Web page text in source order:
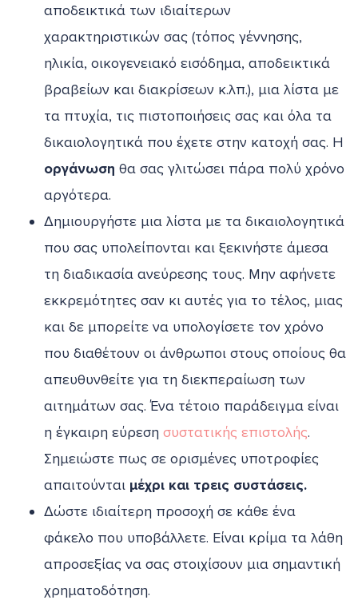
αποδεικτικά των ιδιαίτερων
χαρακτηριστικών σας (τόπος γέννησης,
ηλικία, οικογενειακό εισόδημα, αποδεικτικά
βραβείων και διακρίσεων κ.λπ.), μια λίστα με
τα πτυχία, τις πιστοποιήσεις σας και όλα τα
δικαιολογητικά που έχετε στην κατοχή σας. Η
οργάνωση θα σας γλιτώσει πάρα πολύ χρόνο
αργότερα.
Δημιουργήστε μια λίστα με τα δικαιολογητικά
που σας υπολείπονται και ξεκινήστε άμεσα
τη διαδικασία ανεύρεσης τους. Μην αφήνετε
εκκρεμότητες σαν κι αυτές για το τέλος, μιας
και δε μπορείτε να υπολογίσετε τον χρόνο
που διαθέτουν οι άνθρωποι στους οποίους θα
απευθυνθείτε για τη διεκπεραίωση των
αιτημάτων σας. Ένα τέτοιο παράδειγμα είναι
η έγκαιρη εύρεση συστατικής επιστολής.
Σημειώστε πως σε ορισμένες υποτροφίες
απαιτούνται μέχρι και τρεις συστάσεις.
Δώστε ιδιαίτερη προσοχή σε κάθε ένα
φάκελο που υποβάλλετε. Είναι κρίμα τα λάθη
απροσεξίας να σας στοιχίσουν μια σημαντική
χρηματοδότηση.